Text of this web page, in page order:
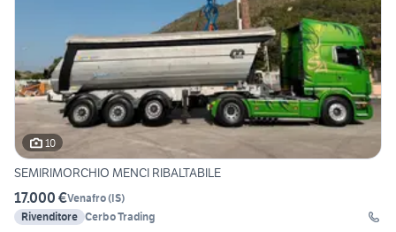
10
SEMIRIMORCHIO MENCI RIBALTABILE
17.000 €Venafro(IS)
Rivenditore Cerbo Trading